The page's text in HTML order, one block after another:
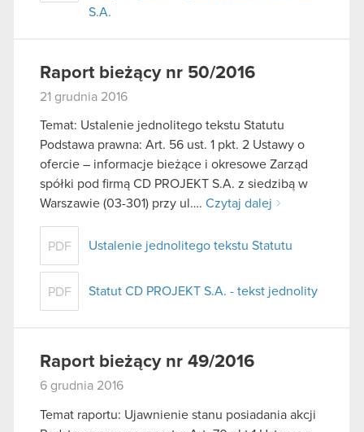
S.A.
Raport bieżący nr 50/2016
21 grudnia 2016
Temat: Ustalenie jednolitego tekstu Statutu
Podstawa prawna: Art. 56 ust. 1 pkt. 2 Ustawy o
ofercie – informacje bieżące i okresowe Zarząd
spółki pod firmą CD PROJEKT S.A. z siedzibą w
Warszawie (03-301) przy ul…. Czytaj dalej
PDF Ustalenie jednolitego tekstu Statutu
PDF Statut CD PROJEKT S.A. - tekst jednolity
Raport bieżący nr 49/2016
6 grudnia 2016
Temat raportu: Ujawnienie stanu posiadania akcji